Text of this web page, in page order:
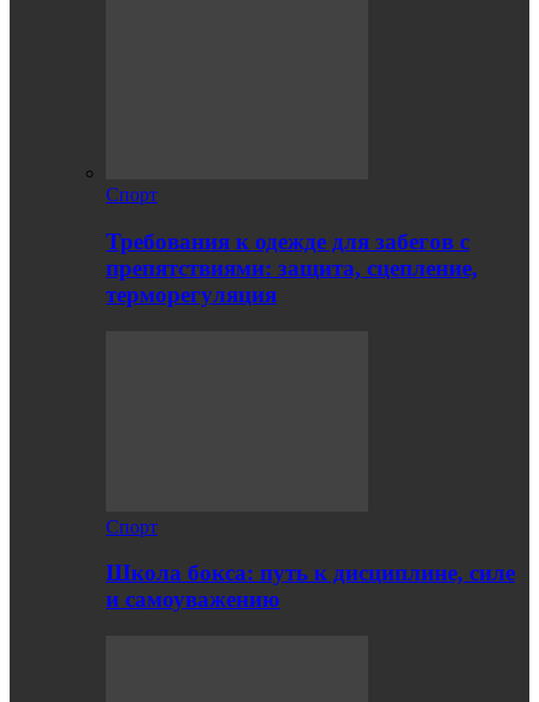
Спорт
Требования к одежде для забегов с
препятствиями: защита, сцепление,
терморегуляция
Спорт
Школа бокса: путь к дисциплине, силе
и самоуважению